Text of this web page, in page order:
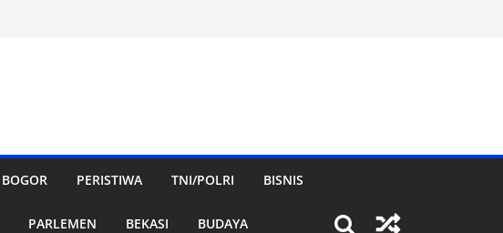
BOGOR PERISTIWA TNI/POLRI BISNIS
PARLEMEN BEKASI BUDAYA